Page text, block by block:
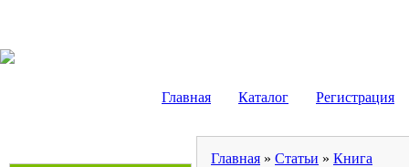
Главная Каталог Регистрация
Главная » Статьи » Книга